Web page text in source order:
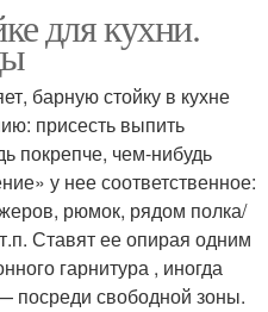
для кухни.
барную стойку в кухне
присесть выпить
покрепче, чем-нибудь
у нее соответственное:
рюмок, рядом полка/
Ставят ее опирая одним
гарнитура , иногда
посреди свободной зоны.